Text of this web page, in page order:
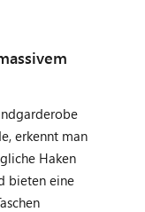
erkennt man
Haken
bieten eine